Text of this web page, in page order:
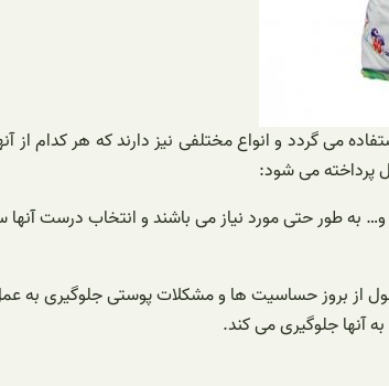
گردد و انواع مختلفی نیز دارند که هر کدام از
پرداخته می شود:
و… به طور حتی مورد نیاز می باشند و انتخاب درست
از بروز حساسیت ها و مشکلات پوستی جلوگیری به
آنها جلوگیری می کند.